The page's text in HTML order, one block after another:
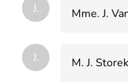
J. Mme. J.
J. M. J. Storek